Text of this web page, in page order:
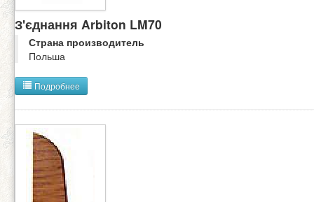
З'єднання Arbiton LM70
Страна производитель
Польша
Подробнее